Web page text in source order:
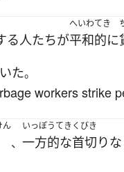
る人たちが
へいわてき
平和的に
た。
workers strike
ん
、
いっぽうてき
一方的な
くびき
首切り